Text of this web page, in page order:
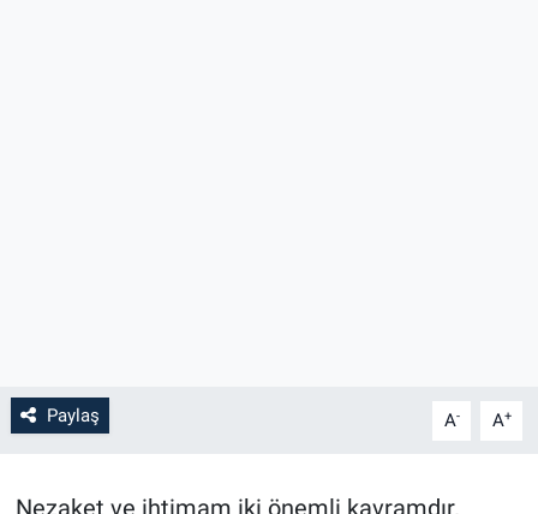
Paylaş A- A+
Nezaket ve ihtimam iki önemli kavramdır.